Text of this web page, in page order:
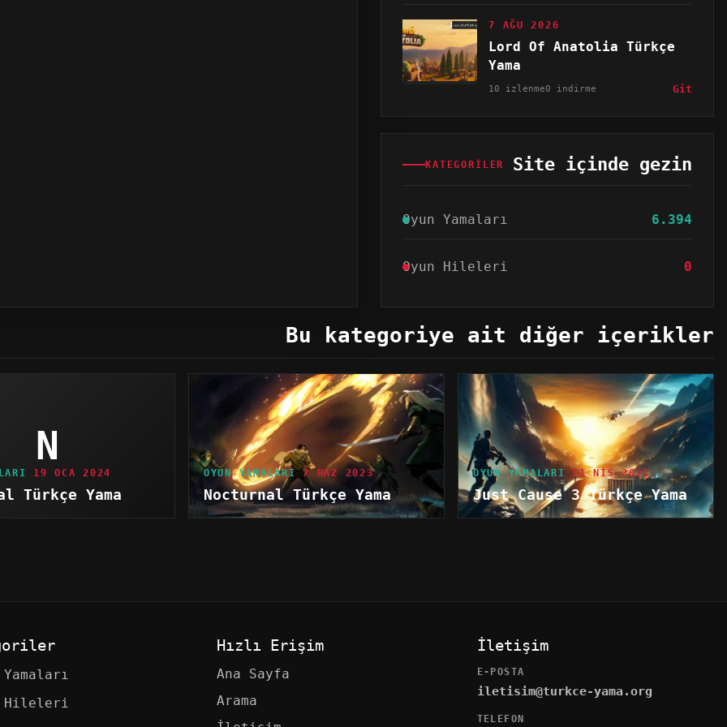
7 AĞU 2026
Lord Of Anatolia Türkçe
Yama
10 izlenme0 indirme Git
KATEGORILER Site içinde gezin
Oyun Yamaları 6.394
Oyun Hileleri 0
Bu kategoriye ait diğer içerikler
N
19 OCA 2024
Türkçe Yama
OYUN YAMALARI 7 HAZ 2023
Nocturnal Türkçe Yama
OYUN YAMALARI 11 NIS 2021
Just Cause 3 Türkçe Yama
Yamaları
Hileleri
Hızlı Erişim
Ana Sayfa
Arama
İletişim
E-POSTA
iletisim@turkce-yama.org
TELEFON